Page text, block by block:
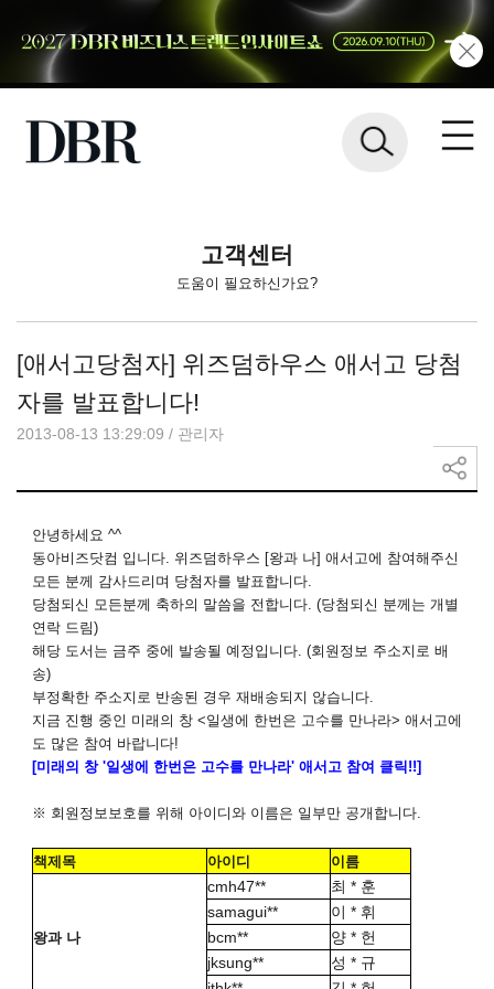
고객센터
도움이 필요하신가요?
[애서고당첨자] 위즈덤하우스 애서고 당첨
자를 발표합니다!
2013-08-13 13:29:09 / 관리자
안녕하세요 ^^
동아비즈닷컴 입니다. 위즈덤하우스 [왕과 나] 애서고에 참여해주신
모든 분께 감사드리며 당첨자를 발표합니다.
당첨되신 모든분께 축하의 말씀을 전합니다 . (당첨되신 분께는 개별
연락 드림)
해당 도서는 금주 중에 발송될 예정입니다 . (회원정보 주소지로 배
송)
부정확한 주소지로 반송된 경우 재배송되지 않습니다.
지금 진행 중인 미래의 창 <일생에 한번은 고수를 만나라> 애서고에
도 많은 참여 바랍니다!
[미래의 창 '일생에 한번은 고수를 만나라' 애서고 참여 클릭!!]
※ 회원정보보호를 위해 아이디와 이름은 일부만 공개합니다
책제목 아이디 이름
왕과 나
cmh47**
최 * 훈
samagui**
이 * 휘
bcm**
양 * 헌
jksung**
성 * 규